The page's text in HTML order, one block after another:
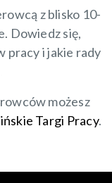
z blisko 10-
Dowiedz się,
pracy i jakie rady
możesz
Targi Pracy.